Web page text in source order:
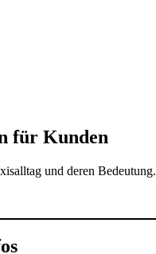
für Kunden
und deren Bedeutung.